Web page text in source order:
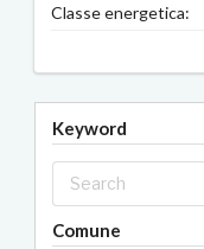
Classe energetica:
Keyword
Comune